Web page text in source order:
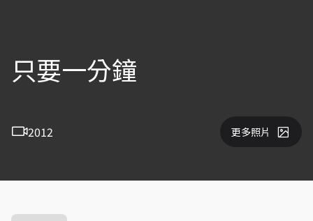
只要一分鐘
2012 更多照片